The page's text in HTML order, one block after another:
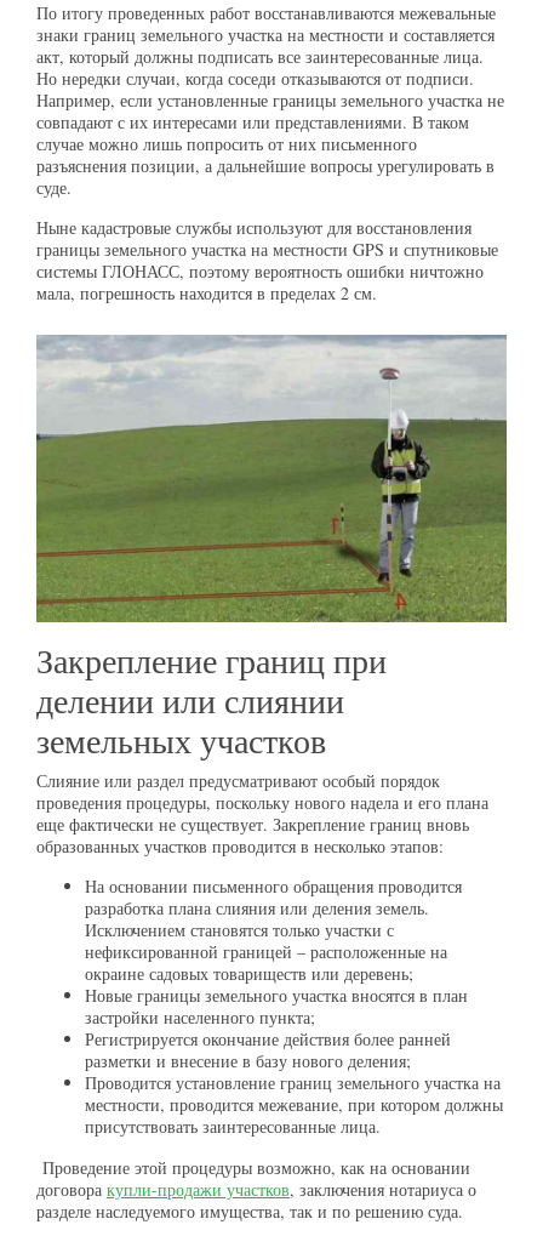
По итогу проведенных работ восстанавливаются межевальные
знаки границ земельного участка на местности и составляется
акт, который должны подписать все заинтересованные лица.
Но нередки случаи, когда соседи отказываются от подписи.
Например, если установленные границы земельного участка не
совпадают с их интересами или представлениями. В таком
случае можно лишь попросить от них письменного
разъяснения позиции, а дальнейшие вопросы урегулировать в
суде.
Ныне кадастровые службы используют для восстановления
границы земельного участка на местности GPS и спутниковые
системы ГЛОНАСС, поэтому вероятность ошибки ничтожно
мала, погрешность находится в пределах 2 см.
Закрепление границ при
делении или слиянии
земельных участков
Слияние или раздел предусматривают особый порядок
проведения процедуры, поскольку нового надела и его плана
еще фактически не существует. Закрепление границ вновь
образованных участков проводится в несколько этапов:
На основании письменного обращения проводится
разработка плана слияния или деления земель.
Исключением становятся только участки с
нефиксированной границей – расположенные на
окраине садовых товариществ или деревень;
Новые границы земельного участка вносятся в план
застройки населенного пункта;
Регистрируется окончание действия более ранней
разметки и внесение в базу нового деления;
Проводится установление границ земельного участка на
местности, проводится межевание, при котором должны
присутствовать заинтересованные лица.
Проведение этой процедуры возможно, как на основании
договора купли-продажи участков, заключения нотариуса о
разделе наследуемого имущества, так и по решению суда.